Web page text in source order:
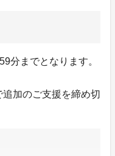
分までとなります。
加のご支援を締め切